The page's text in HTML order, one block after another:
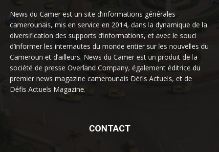
News du Camer est un site d’informations générales
camerounais, mis en service en 2014, dans la dynamique de la
diversification des supports d’informations, et avec le souci
d’informer les internautes du monde entier sur les nouvelles du
Cameroun et d’ailleurs. News du Camer est un produit de la
société de presse Overland Company, également éditrice du
premier news magazine camerounais Défis Actuels, et de
Défis Actuels Magazine.
CONTACT